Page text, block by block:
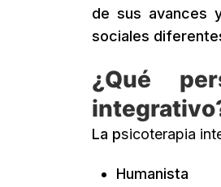
de sus avances
sociales
¿Qué
La psicoterapia
Humanista